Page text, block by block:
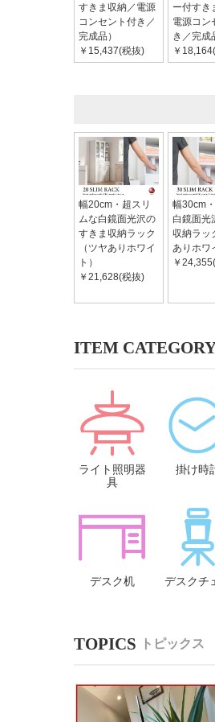
すきま収納／電源
コンセント付き／
完成品）
￥15,437(税抜)
ー付すき
電源コン
き／完成
￥
幅20cm・超スリ
ムな白鏡面光沢の
すきま収納ラック
（ツヤありホワイ
ト）
￥21,628(税抜)
幅30cm
白鏡面光
収納ラッ
ありホワ
￥
ライト照明器
具
掛け時
デスク机 デスクチ
トピックス